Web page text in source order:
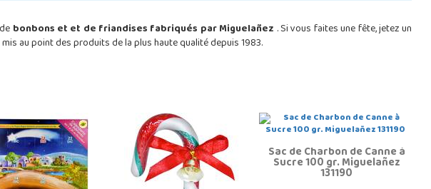
bonbons et et de friandises fabriqués par Miguelañez . Si vous faites une fête, jetez un
au point des produits de la plus haute qualité depuis 1983.
Sac de Charbon de Canne à
Sucre 100 gr. Miguelañez
131190